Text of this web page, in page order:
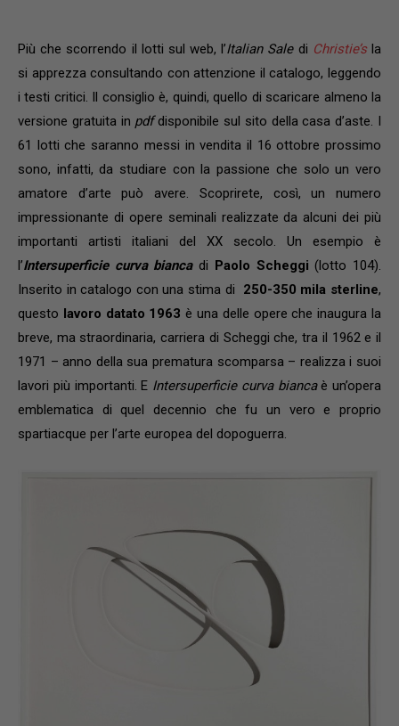
Più che scorrendo il lotti sul web, l’Italian Saledi Christie’sla
si apprezza consultando con attenzione il catalogo, leggendo
i testi critici. Il consiglio è, quindi, quello di scaricare almeno la
versione gratuita in pdfdisponibile sul sito della casa d’aste. I
61 lotti che saranno messi in vendita il 16 ottobre prossimo
sono, infatti, da studiare con la passione che solo un vero
amatore d’arte può avere. Scoprirete, così, un numero
impressionante di opere seminali realizzate da alcuni dei più
importanti artisti italiani del XX secolo. Un esempio è
l’Intersuperficie curva biancadi Paolo Scheggi (lotto 104).
Inserito in catalogo con una stima di 250-350 mila sterline,
questo lavoro datato 1963 è una delle opere che inaugura la
breve, ma straordinaria, carriera di Scheggi che, tra il 1962 e il
1971 – anno della sua prematura scomparsa – realizza i suoi
lavori più importanti. E Intersuperficie curva biancaè un’opera
emblematica di quel decennio che fu un vero e proprio
spartiacque per l’arte europea del dopoguerra.